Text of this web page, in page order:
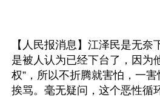
【人民报消息】江泽民是无
是被人认为已经下台了，因为
权”，所以不折腾就害怕，一
挨骂。毫无疑问，这个恶性循